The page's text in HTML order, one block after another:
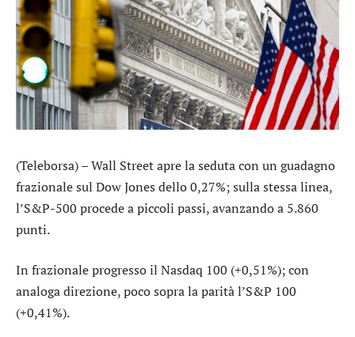
(Teleborsa) – Wall Street apre la seduta con un guadagno
frazionale sul Dow Jones dello 0,27%; sulla stessa linea,
l’S&P-500 procede a piccoli passi, avanzando a 5.860
punti.
In frazionale progresso il Nasdaq 100 (+0,51%); con
analoga direzione, poco sopra la parità l’S&P 100
(+0,41%).